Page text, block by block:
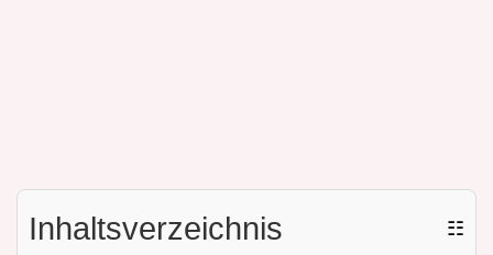
Inhaltsverzeichnis ☷